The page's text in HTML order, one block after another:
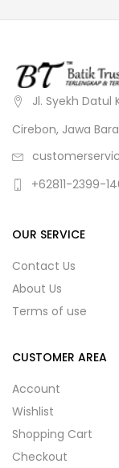
Jl. Syekh Datul
Cirebon, Jawa
+62811-2399-
OUR SERVICE
Contact Us
About Us
Terms of use
CUSTOMER AREA
Account
Wishlist
Shopping Cart
Checkout